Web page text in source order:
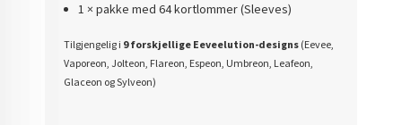
1 × pakke med 64 kortlommer (Sleeves)
Tilgjengelig i 9 forskjellige Eeveelution-designs (Eevee,
Vaporeon, Jolteon, Flareon, Espeon, Umbreon, Leafeon,
Glaceon og Sylveon)